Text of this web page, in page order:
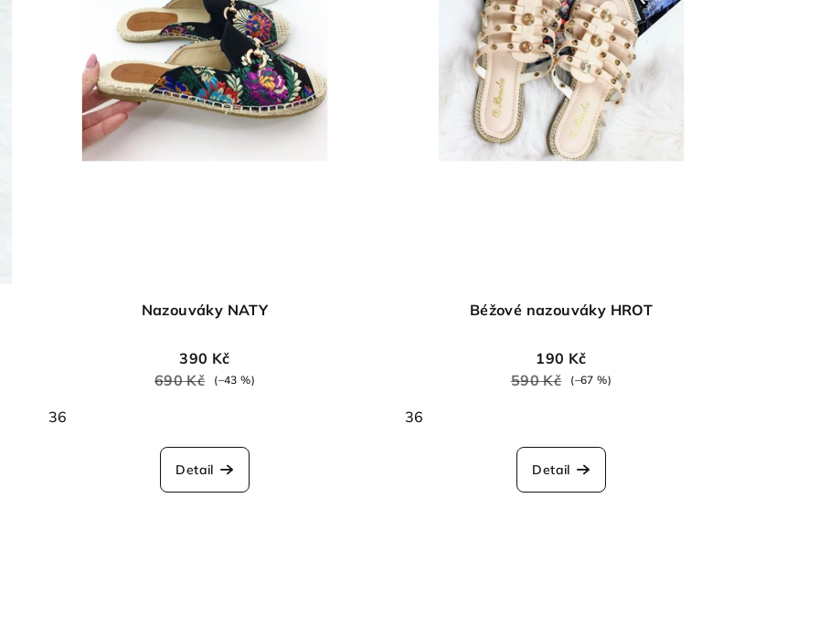
Nazouváky NATY
390 Kč
690 Kč
(–43 %)
36
Detail
Béžové nazouváky HROT
190 Kč
590 Kč
(–67 %)
36
Detail